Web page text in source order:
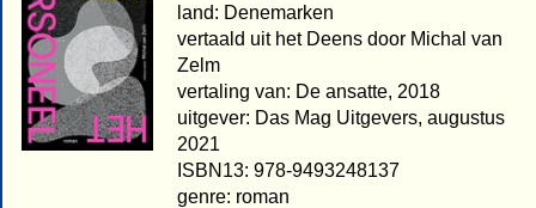
land: Denemarken
vertaald uit het Deens door Michal van
Zelm
vertaling van: De ansatte, 2018
uitgever: Das Mag Uitgevers, augustus
2021
ISBN13: 978-9493248137
genre: roman